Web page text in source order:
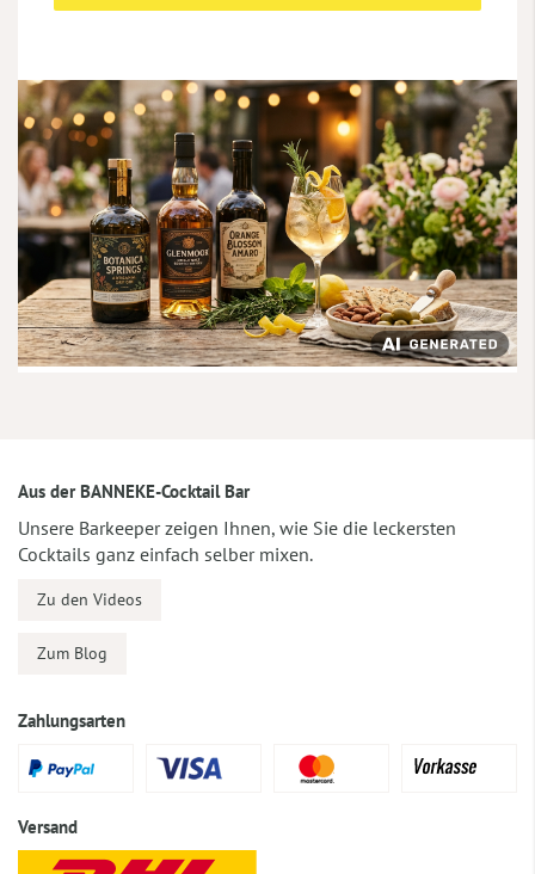
Aus der BANNEKE-Cocktail Bar
Unsere Barkeeper zeigen Ihnen, wie Sie die leckersten
Cocktails ganz einfach selber mixen.
Zu den Videos
Zum Blog
Zahlungsarten
Versand